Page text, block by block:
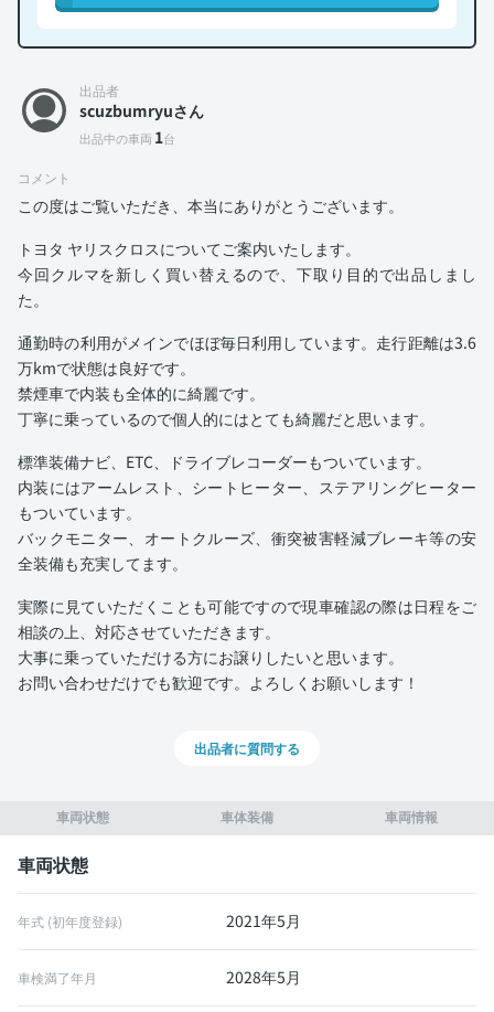
車両状態 車体装備 車両情報
車両状態
年式 (初年度登録) 2021年5月
車検満了年月 2028年5月
出品者
scuzbumryuさん
出品中の車両 1台
コメント
この度はご覧いただき、本当にありがとうございます。
トヨタ ヤリスクロスについてご案内いたします。
今回クルマを新しく買い替えるので、下取り目的で出品しまし
た。
通勤時の利用がメインでほぼ毎日利用しています。走行距離は3.6
万kmで状態は良好です。
禁煙車で内装も全体的に綺麗です。
丁寧に乗っているので個人的にはとても綺麗だと思います。
標準装備ナビ、ETC、ドライブレコーダーもついています。
内装にはアームレスト、シートヒーター、ステアリングヒーター
もついています。
バックモニター、オートクルーズ、衝突被害軽減ブレーキ等の安
全装備も充実してます。
実際に見ていただくことも可能ですので現車確認の際は日程をご
相談の上、対応させていただきます。
大事に乗っていただける方にお譲りしたいと思います。
お問い合わせだけでも歓迎です。よろしくお願いします！
出品者に質問する